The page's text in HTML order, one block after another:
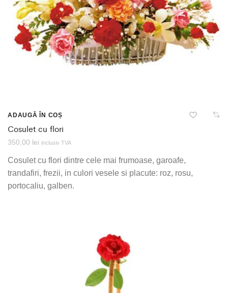
ADAUGĂ ÎN COȘ
Cosulet cu flori
350,00 lei inclusiv TVA
Cosulet cu flori dintre cele mai frumoase, garoafe,
trandafiri, frezii, in culori vesele si placute: roz, rosu,
portocaliu, galben.